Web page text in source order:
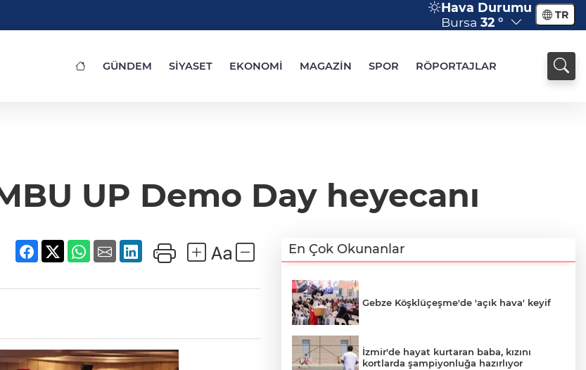
Hava Durumu
Bursa 32 ° TR
GÜNDEM SİYASET EKONOMİ MAGAZİN SPOR RÖPORTAJLAR
UP Demo Day heyecanı
En Çok Okunanlar
Gebze Köşklüçeşme'de 'açık hava' keyif
İzmir'de hayat kurtaran baba, kızını
kortlarda şampiyonluğa hazırlıyor